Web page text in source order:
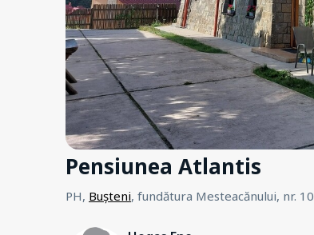
Pensiunea Atlantis
PH, Bușteni, fundătura Mesteacănului, nr. 10